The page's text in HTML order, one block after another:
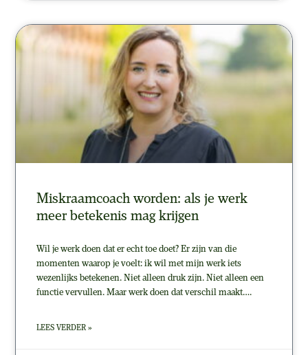
Miskraamcoach worden: als je werk
meer betekenis mag krijgen
Wil je werk doen dat er echt toe doet? Er zijn van die
momenten waarop je voelt: ik wil met mijn werk iets
wezenlijks betekenen. Niet alleen druk zijn. Niet alleen een
functie vervullen. Maar werk doen dat verschil maakt….
LEES VERDER »